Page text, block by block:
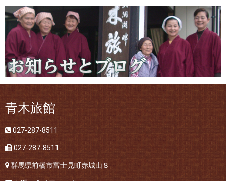
青木旅館
027-287-8511
027-287-8511
群馬県前橋市富士見町赤城山８